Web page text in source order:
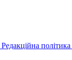
Редакційна політика